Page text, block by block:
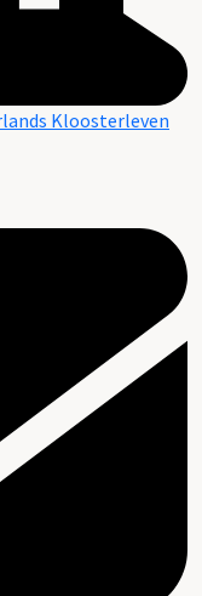
Kloosterleven